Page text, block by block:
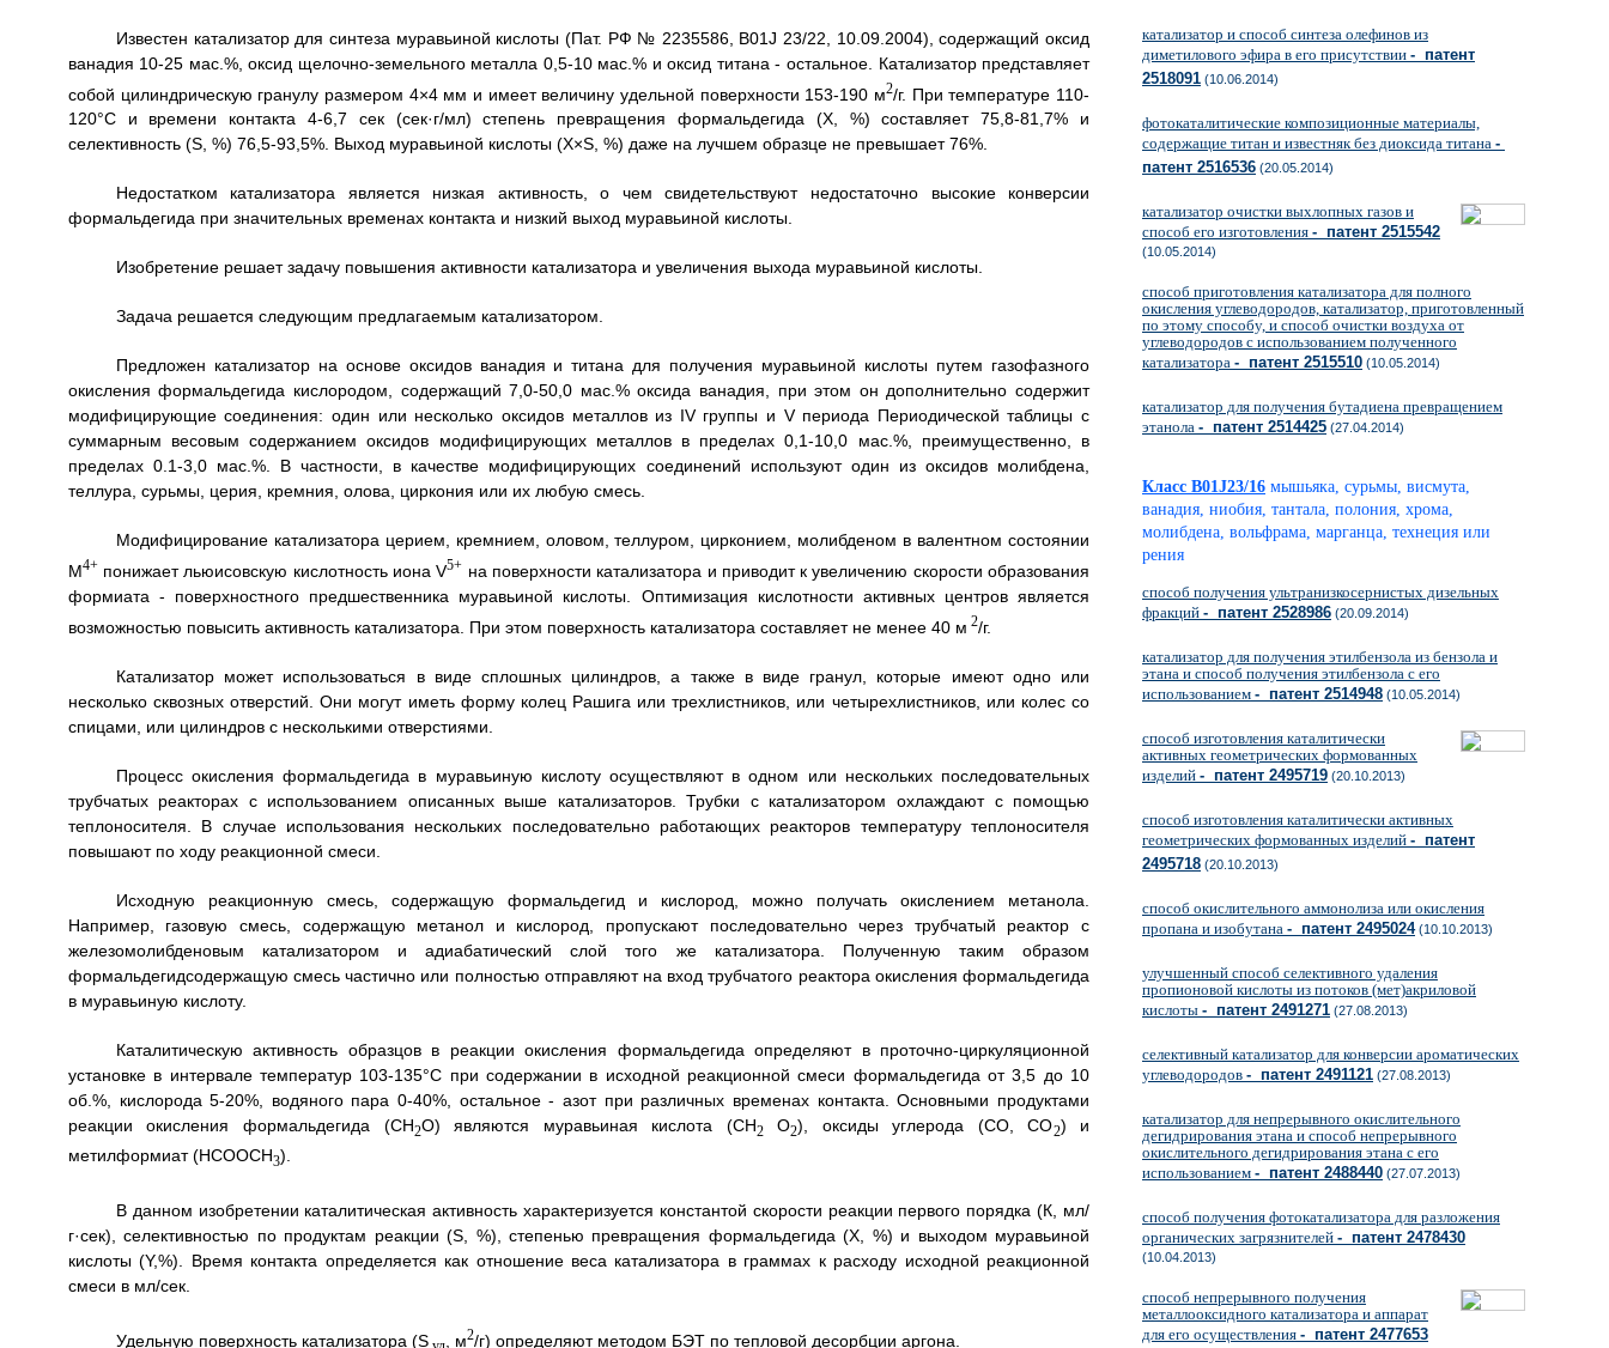
Известен катализатор для синтеза муравьиной кислоты (Пат. РФ № 2235586, B01J 23/22, 10.09.2004), содержащий оксид
ванадия 10-25 мас.%, оксид щелочно-земельного металла 0,5-10 мас.% и оксид титана - остальное. Катализатор представляет
собой цилиндрическую гранулу размером 4×4 мм и имеет величину удельной поверхности 153-190 м2/г. При температуре 110-
120°С и времени контакта 4-6,7 сек (сек·г/мл) степень превращения формальдегида (X, %) составляет 75,8-81,7% и
селективность (S, %) 76,5-93,5%. Выход муравьиной кислоты (X×S, %) даже на лучшем образце не превышает 76%.
Недостатком катализатора является низкая активность, о чем свидетельствуют недостаточно высокие конверсии
формальдегида при значительных временах контакта и низкий выход муравьиной кислоты.
Изобретение решает задачу повышения активности катализатора и увеличения выхода муравьиной кислоты.
Задача решается следующим предлагаемым катализатором.
Предложен катализатор на основе оксидов ванадия и титана для получения муравьиной кислоты путем газофазного
окисления формальдегида кислородом, содержащий 7,0-50,0 мас.% оксида ванадия, при этом он дополнительно содержит
модифицирующие соединения: один или несколько оксидов металлов из IV группы и V периода Периодической таблицы с
суммарным весовым содержанием оксидов модифицирующих металлов в пределах 0,1-10,0 мас.%, преимущественно, в
пределах 0.1-3,0 мас.%. В частности, в качестве модифицирующих соединений используют один из оксидов молибдена,
теллура, сурьмы, церия, кремния, олова, циркония или их любую смесь.
Модифицирование катализатора церием, кремнием, оловом, теллуром, цирконием, молибденом в валентном состоянии
М4+понижает льюисовскую кислотность иона V5+ на поверхности катализатора и приводит к увеличению скорости образования
формиата - поверхностного предшественника муравьиной кислоты. Оптимизация кислотности активных центров является
возможностью повысить активность катализатора. При этом поверхность катализатора составляет не менее 40 м 2/г.
Катализатор может использоваться в виде сплошных цилиндров, а также в виде гранул, которые имеют одно или
несколько сквозных отверстий. Они могут иметь форму колец Рашига или трехлистников, или четырехлистников, или колес со
спицами, или цилиндров с несколькими отверстиями.
Процесс окисления формальдегида в муравьиную кислоту осуществляют в одном или нескольких последовательных
трубчатых реакторах с использованием описанных выше катализаторов. Трубки с катализатором охлаждают с помощью
теплоносителя. В случае использования нескольких последовательно работающих реакторов температуру теплоносителя
повышают по ходу реакционной смеси.
Исходную реакционную смесь, содержащую формальдегид и кислород, можно получать окислением метанола.
Например, газовую смесь, содержащую метанол и кислород, пропускают последовательно через трубчатый реактор с
железомолибденовым катализатором и адиабатический слой того же катализатора. Полученную таким образом
формальдегидсодержащую смесь частично или полностью отправляют на вход трубчатого реактора окисления формальдегида
в муравьиную кислоту.
Каталитическую активность образцов в реакции окисления формальдегида определяют в проточно-циркуляционной
установке в интервале температур 103-135°С при содержании в исходной реакционной смеси формальдегида от 3,5 до 10
об.%, кислорода 5-20%, водяного пара 0-40%, остальное - азот при различных временах контакта. Основными продуктами
реакции окисления формальдегида (СН2О) являются муравьиная кислота (СН2O2), оксиды углерода (СО, СО2) и
метилформиат (НСООСН3).
В данном изобретении каталитическая активность характеризуется константой скорости реакции первого порядка (К, мл/
г·сек), селективностью по продуктам реакции (S, %), степенью превращения формальдегида (X, %) и выходом муравьиной
кислоты (Y,%). Время контакта определяется как отношение веса катализатора в граммах к расходу исходной реакционной
смеси в мл/сек.
Удельную поверхность катализатора (S , м2/г) определяют методом БЭТ по тепловой десорбции аргона.
катализатор и способ синтеза олефинов из
диметилового эфира в его присутствии - патент
2518091 (10.06.2014)
фотокаталитические композиционные материалы,
содержащие титан и известняк без диоксида титана -
патент 2516536 (20.05.2014)
катализатор очистки выхлопных газов и
способ его изготовления - патент 2515542
(10.05.2014)
способ приготовления катализатора для полного
окисления углеводородов, катализатор, приготовленный
по этому способу, и способ очистки воздуха от
углеводородов с использованием полученного
катализатора - патент 2515510 (10.05.2014)
катализатор для получения бутадиена превращением
этанола - патент 2514425 (27.04.2014)
Класс B01J23/16 мышьяка, сурьмы, висмута,
ванадия, ниобия, тантала, полония, хрома,
молибдена, вольфрама, марганца, технеция или
рения
способ получения ультранизкосернистых дизельных
фракций - патент 2528986 (20.09.2014)
катализатор для получения этилбензола из бензола и
этана и способ получения этилбензола с его
использованием - патент 2514948 (10.05.2014)
способ изготовления каталитически
активных геометрических формованных
изделий - патент 2495719 (20.10.2013)
способ изготовления каталитически активных
геометрических формованных изделий - патент
2495718 (20.10.2013)
способ окислительного аммонолиза или окисления
пропана и изобутана - патент 2495024(10.10.2013)
улучшенный способ селективного удаления
пропионовой кислоты из потоков (мет)акриловой
кислоты - патент 2491271 (27.08.2013)
селективный катализатор для конверсии ароматических
углеводородов - патент 2491121 (27.08.2013)
катализатор для непрерывного окислительного
дегидрирования этана и способ непрерывного
окислительного дегидрирования этана с его
использованием - патент 2488440 (27.07.2013)
способ получения фотокатализатора для разложения
органических загрязнителей - патент 2478430
(10.04.2013)
способ непрерывного получения
металлооксидного катализатора и аппарат
для его осуществления - патент 2477653